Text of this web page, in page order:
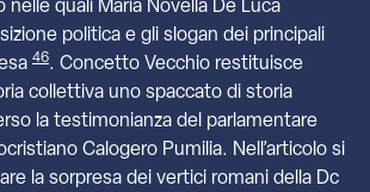
quali Maria Novella De Luca
politica e gli slogan dei principali
46. Concetto Vecchio restituisce
collettiva uno spaccato di storia
la testimonianza del parlamentare
Calogero Pumilia. Nell’articolo si
la sorpresa dei vertici romani della Dc